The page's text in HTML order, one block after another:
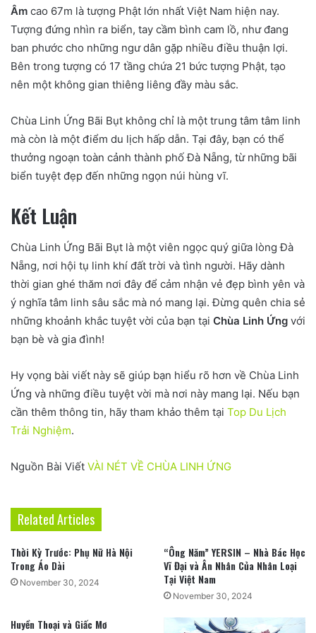
Âm cao 67m là tượng Phật lớn nhất Việt Nam hiện nay.
Tượng đứng nhìn ra biển, tay cầm bình cam lồ, như đang
ban phước cho những ngư dân gặp nhiều điều thuận lợi.
Bên trong tượng có 17 tầng chứa 21 bức tượng Phật, tạo
nên một không gian thiêng liêng đầy màu sắc.
Chùa Linh Ứng Bãi Bụt không chỉ là một trung tâm tâm linh
mà còn là một điểm du lịch hấp dẫn. Tại đây, bạn có thể
thưởng ngoạn toàn cảnh thành phố Đà Nẵng, từ những bãi
biển tuyệt đẹp đến những ngọn núi hùng vĩ.
Kết Luận
Chùa Linh Ứng Bãi Bụt là một viên ngọc quý giữa lòng Đà
Nẵng, nơi hội tụ linh khí đất trời và tình người. Hãy dành
thời gian ghé thăm nơi đây để cảm nhận vẻ đẹp bình yên và
ý nghĩa tâm linh sâu sắc mà nó mang lại. Đừng quên chia sẻ
những khoảnh khắc tuyệt vời của bạn tại Chùa Linh Ứng với
bạn bè và gia đình!
Hy vọng bài viết này sẽ giúp bạn hiểu rõ hơn về Chùa Linh
Ứng và những điều tuyệt vời mà nơi này mang lại. Nếu bạn
cần thêm thông tin, hãy tham khảo thêm tại Top Du Lịch
Trải Nghiệm.
Nguồn Bài Viết VÀI NÉT VỀ CHÙA LINH ỨNG
Related Articles
Thời Kỳ Trước: Phụ Nữ Hà Nội
Trong Áo Dài
November 30, 2024
“Ông Năm” YERSIN – Nhà Bác Học
Vĩ Đại và Ân Nhân Của Nhân Loại
Tại Việt Nam
November 30, 2024
Huyền Thoại và Giấc Mơ